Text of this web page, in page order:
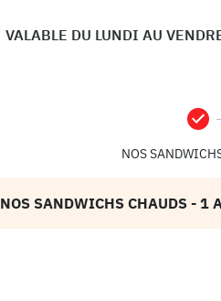
VALABLE DU LUNDI AU
NOS
NOS SANDWICHS CHAUDS - 1